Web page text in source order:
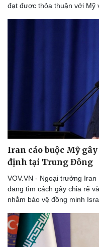
đạt được thỏa thuận với Mỹ
Iran cáo buộc Mỹ
định tại Trung Đông
VOV.VN - Ngoại trưởng
đang tìm cách gây chia rẽ
nhằm bảo vệ đồng minh